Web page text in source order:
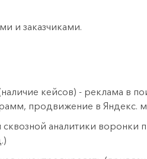
и заказчиками.
кейсов) - реклама в
продвижение в Яндекс.
аналитики воронки